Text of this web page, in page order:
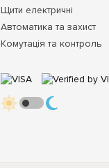
Щити електричні
Автоматика та захист
Комутація та контроль